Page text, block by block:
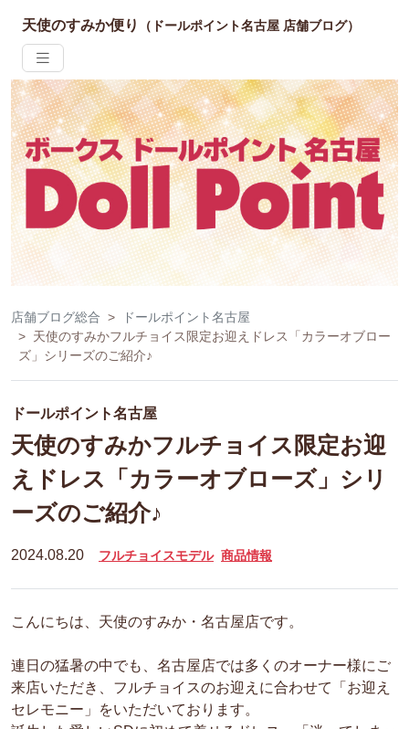
天使のすみか便り （ドールポイント名古屋 店舗ブログ）
店舗ブログ総合
ドールポイント名古屋
天使のすみかフルチョイス限定お迎えドレス「カラーオブロー
ズ」シリーズのご紹介♪
ドールポイント名古屋
天使のすみかフルチョイス限定お迎
えドレス「カラーオブローズ」シリ
ーズのご紹介♪
2024.08.20 フルチョイスモデル 商品情報
こんにちは、天使のすみか・名古屋店です。
連日の猛暑の中でも、名古屋店では多くのオーナー様にご
来店いただき、フルチョイスのお迎えに合わせて「お迎え
セレモニー」をいただいております。